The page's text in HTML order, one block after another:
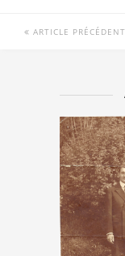
ARTICLE PRÉCÉDENT